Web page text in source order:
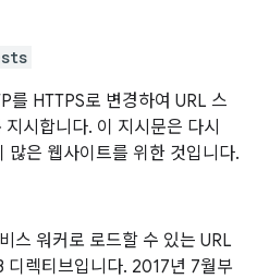
를 HTTPS로 변경하여 URL 스
시합니다. 이 지시문은 다시
많은 웹사이트를 위한 것입니다.
스 워커로 로드할 수 있는 URL
디렉티브입니다. 2017년 7월부